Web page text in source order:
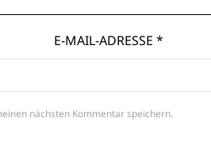
E-MAIL-ADRESSE *
nächsten Kommentar speichern.